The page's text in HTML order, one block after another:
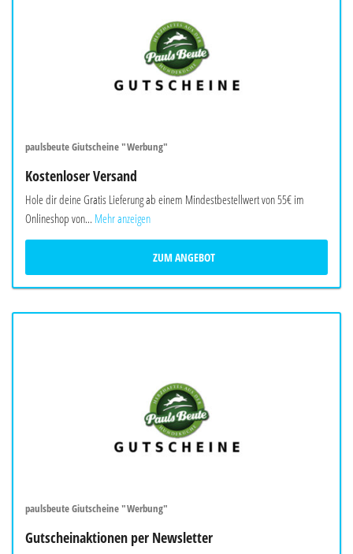
paulsbeute Giutscheine "Werbung"
Kostenloser Versand
Hole dir deine Gratis Lieferung ab einem Mindestbestellwert von 55€ im
Onlineshop von... Mehr anzeigen
ZUM ANGEBOT
paulsbeute Giutscheine "Werbung"
Gutscheinaktionen per Newsletter